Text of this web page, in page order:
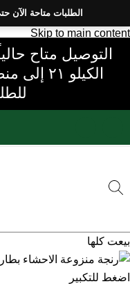
Skip to navigation
Skip to main content
التوصيل متاح
الكيلو
للطلب
بيعت كلها
اضغط للتكبير
الطلبات متاحة الآن حتى الساعة